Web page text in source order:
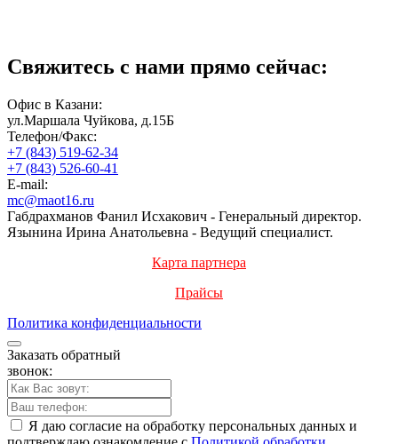
Свяжитесь с нами прямо сейчас:
Офис в Казани:
ул.Маршала Чуйкова, д.15Б
Телефон/Факс:
+7 (843) 519-62-34
+7 (843) 526-60-41
E-mail:
mc@maot16.ru
Габдрахманов Фанил Исхакович - Генеральный директор.
Язынина Ирина Анатольевна - Ведущий специалист.
Карта партнера
Прайсы
Политика конфиденциальности
Заказать обратный
звонок:
Я даю согласие на обработку персональных данных и